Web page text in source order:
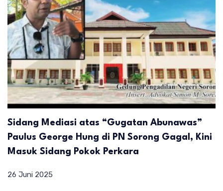
Sidang Mediasi atas “Gugatan Abunawas”
Paulus George Hung di PN Sorong Gagal, Kini
Masuk Sidang Pokok Perkara
26 Juni 2025